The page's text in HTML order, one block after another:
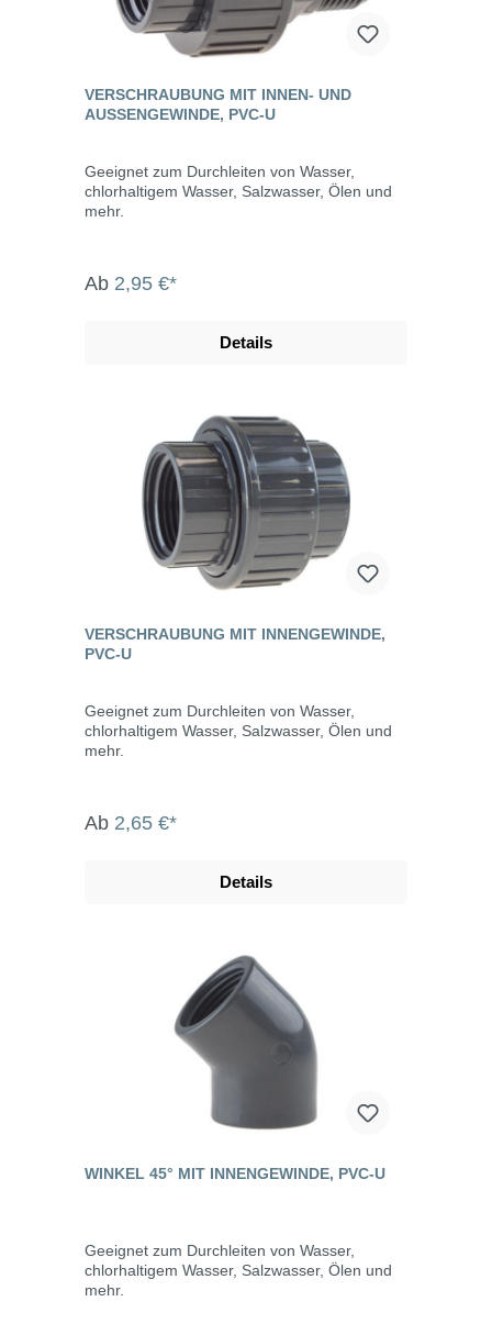
VERSCHRAUBUNG MIT INNEN- UND
AUSSENGEWINDE, PVC-U
Geeignet zum Durchleiten von Wasser,
chlorhaltigem Wasser, Salzwasser, Ölen und
mehr.
Ab 2,95 €*
Details
VERSCHRAUBUNG MIT INNENGEWINDE,
PVC-U
Geeignet zum Durchleiten von Wasser,
chlorhaltigem Wasser, Salzwasser, Ölen und
mehr.
Ab 2,65 €*
Details
WINKEL 45° MIT INNENGEWINDE, PVC-U
Geeignet zum Durchleiten von Wasser,
chlorhaltigem Wasser, Salzwasser, Ölen und
mehr.